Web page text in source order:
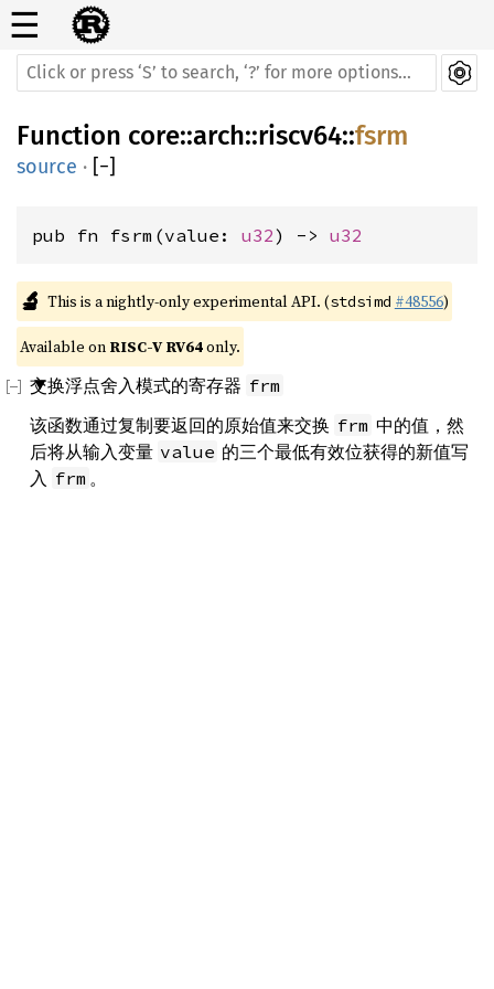
☰
Function core::arch::riscv64::fsrm
source · [−]
pub fn fsrm(value: u32) -> u32
🔬 This is a nightly-only experimental API. (stdsimd #48556)
Available on RISC-V RV64 only.
交换浮点舍入模式的寄存器 frm
该函数通过复制要返回的原始值来交换 frm 中的值，然
后将从输入变量 value 的三个最低有效位获得的新值写
入 frm 。